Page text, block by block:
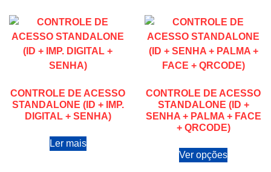
CONTROLE DE ACESSO
STANDALONE (ID + IMP.
DIGITAL + SENHA)
Ler mais
CONTROLE DE ACESSO
STANDALONE (ID +
SENHA + PALMA + FACE
+ QRCODE)
Ver opções